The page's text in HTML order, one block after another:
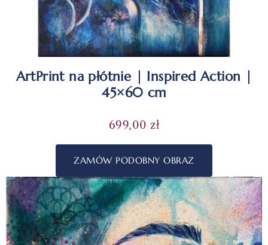
ArtPrint na płótnie | Inspired Action |
45×60 cm
699,00zł
ZAMÓW PODOBNY OBRAZ